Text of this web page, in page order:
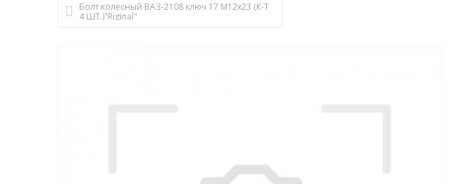
Болт колесный ВАЗ-2108 ключ 17 М12х23 (К-Т
4 ШТ.)"Riginal"